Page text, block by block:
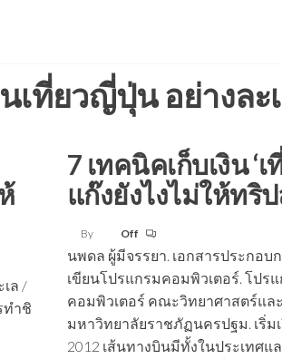
เที่ยวญี่ปุ่น อย่างละ
ล /
ทำชิ
7 เทคนิคเก็บเงิน ‘
แก๊งยังไงไม่ให้ทริ
By Off
นพดล ผู้มีจรรยา. เอกสารประกอบ
เขียนโปรแกรมคอมพิวเตอร์. โปร
คอมพิวเตอร์ คณะวิทยาศาสตร์แล
มหาวิทยาลัยราชภัฏนครปฐม. เริ่ม
2012 เส้นทางบินมีทั้งในประเทศแ